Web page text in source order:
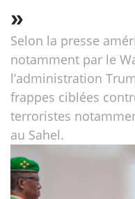
»
Selon la presse
notamment par le
l’administration
frappes ciblées
terroristes
au Sahel.